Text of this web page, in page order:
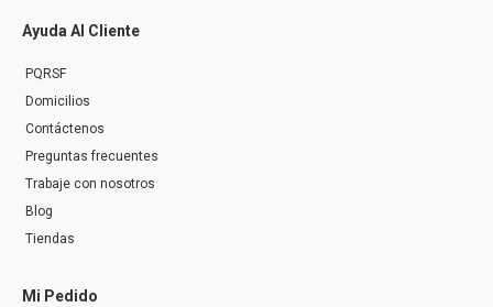
Ayuda Al Cliente
PQRSF
Domicilios
Contáctenos
Preguntas frecuentes
Trabaje con nosotros
Blog
Tiendas
Mi Pedido